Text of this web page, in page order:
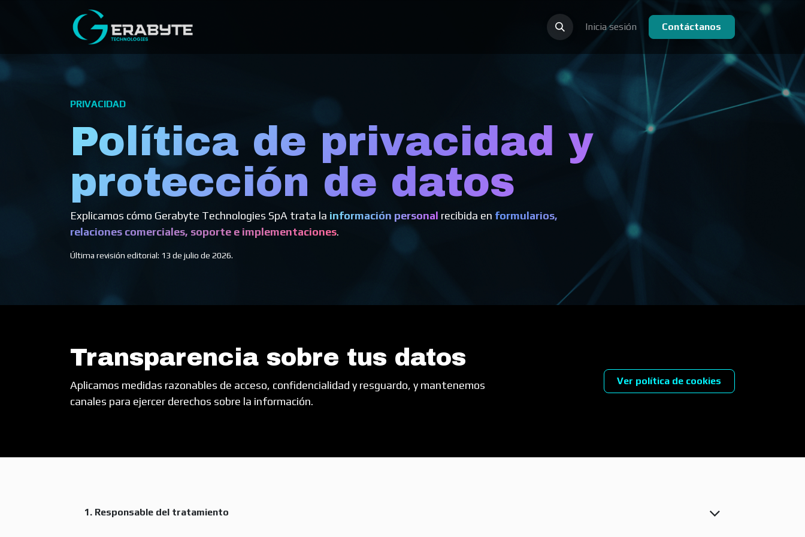
Inicia sesión Contáctanos
PRIVACIDAD
Política de privacidad y
protección de datos
Explicamos cómo Gerabyte Technologies SpA trata la información personal recibida en formularios,
relaciones comerciales, soporte e implementaciones.
Última revisión editorial: 13 de julio de 2026.
Transparencia sobre tus datos
Aplicamos medidas razonables de acceso, confidencialidad y resguardo, y mantenemos
canales para ejercer derechos sobre la información.
Ver política de cookies
1. Responsable del tratamiento